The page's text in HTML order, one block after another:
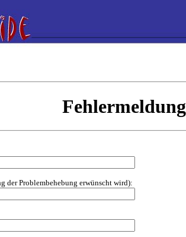
Fehlermeldung
der Problembehebung erwünscht wird):